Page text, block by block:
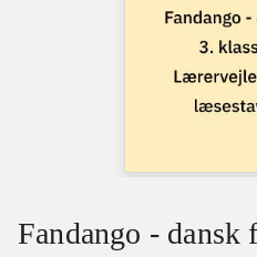
Fandango - dansk